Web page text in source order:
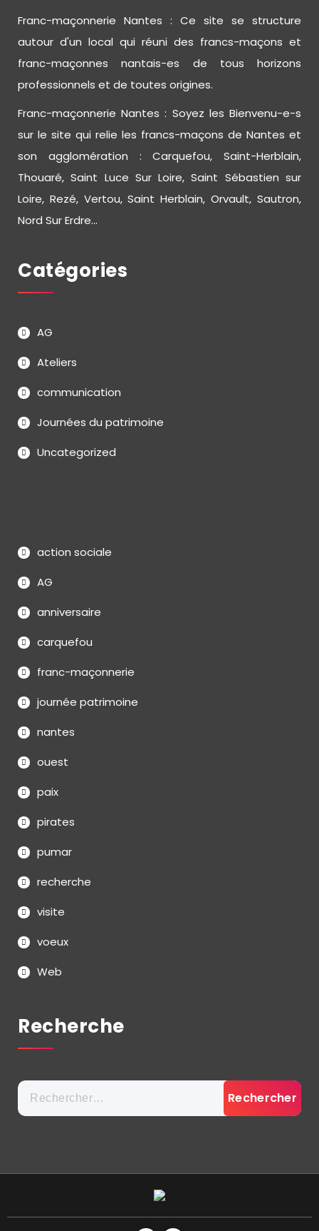
Franc-maçonnerie Nantes : Ce site se structure
autour d'un local qui réuni des francs-maçons et
franc-maçonnes nantais-es de tous horizons
professionnels et de toutes origines.
Franc-maçonnerie Nantes : Soyez les Bienvenu-e-s
sur le site qui relie les francs-maçons de Nantes et
son agglomération : Carquefou, Saint-Herblain,
Thouaré, Saint Luce Sur Loire, Saint Sébastien sur
Loire, Rezé, Vertou, Saint Herblain, Orvault, Sautron,
Nord Sur Erdre...
Catégories
AG
Ateliers
communication
Journées du patrimoine
Uncategorized
action sociale
AG
anniversaire
carquefou
franc-maçonnerie
journée patrimoine
nantes
ouest
paix
pirates
pumar
recherche
visite
voeux
Web
Recherche
Rechercher :